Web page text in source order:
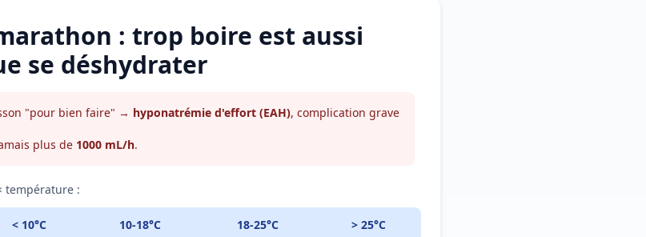
: trop boire est aussi
se déshydrater
"pour bien faire" → hyponatrémie d'effort (EAH), complication grave
plus de 1000 mL/h.
température :
< 10°C 10-18°C 18-25°C > 25°C